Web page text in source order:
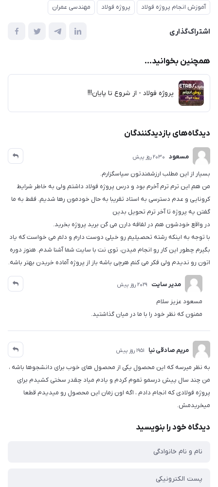
آموزش انجام پروژه فولاد
پروژه فولاد مهندسی عمران
اشتراک‌گذاری
همچنین بخوانید...
پروژه فولاد - از شروع تا پایان!!!
دیدگاه‌های بازدیدکنندگان
مسعود 2030 روز پیش
بسیار از این مطلب ارزشمندتون سپاسگزارم.
من هم این ترم ترم آخرم بود و درس پروژه فولاد داشتم ولی به خاطر شرایط
کرونایی و عدم دسترسی به استاد تقریبا به حال خودمون رها شدیم. فقط به ما
گفتن یه پروژه تا آخر ترم تحویل بدین
در واقع خودشون هم در لفافه دارن می گن برید پروژه بخرید.
با توجه به اینکه رشته تحصیلیم رو خیلی دوست دارم و دلم می خواست که یاد
بگیرم چطور این کار رو انجام میدن، توی نت با سایت شما آشنا شدم. هنوز دوره
اتون رو ندیدم ولی فکر می کنم هرچی باشه باز از پروژه آماده خریدن بهتر باشه.
مدیر سایت 2029 روز پیش
مسعود عزیز سلام
ممنون که نظر خود را با ما در میان گذاشتید.
مریم صادقی نیا 1951 روز پیش
به نظر میرسه که این محصول یکی از محصول های خوب برای دانشجو‌ها باشه ،
من چند سال پیش درسمو تموم کردم و یادم میاد چقدر سختی کشیدم برای
پروژه فولادی که انجام دادم ، اگه اون زمان این محصول رو میدیدم قطعا
میخریدمش.
دیدگاه خود را بنویسید